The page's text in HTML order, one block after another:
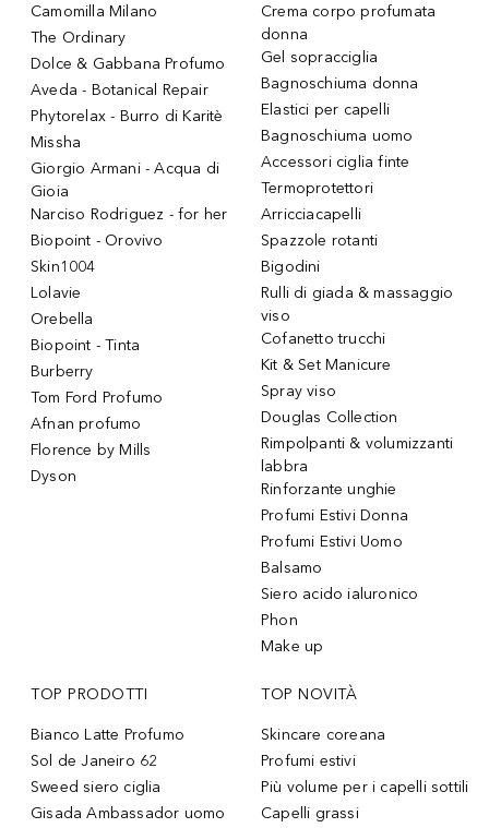
Camomilla Milano
The Ordinary
Dolce & Gabbana Profumo
Aveda - Botanical Repair
Phytorelax - Burro di Karitè
Missha
Giorgio Armani - Acqua di
Gioia
Narciso Rodriguez - for her
Biopoint - Orovivo
Skin1004
Lolavie
Orebella
Biopoint - Tinta
Burberry
Tom Ford Profumo
Afnan profumo
Florence by Mills
Dyson
Crema corpo profumata
donna
Gel sopracciglia
Bagnoschiuma donna
Elastici per capelli
Bagnoschiuma uomo
Accessori ciglia finte
Termoprotettori
Arricciacapelli
Spazzole rotanti
Bigodini
Rulli di giada & massaggio
viso
Cofanetto trucchi
Kit & Set Manicure
Spray viso
Douglas Collection
Rimpolpanti & volumizzanti
labbra
Rinforzante unghie
Profumi Estivi Donna
Profumi Estivi Uomo
Balsamo
Siero acido ialuronico
Phon
Make up
TOP PRODOTTI
Bianco Latte Profumo
Sol de Janeiro 62
Sweed siero ciglia
Gisada Ambassador uomo
TOP NOVITÀ
Skincare coreana
Profumi estivi
Più volume per i capelli sottili
Capelli grassi